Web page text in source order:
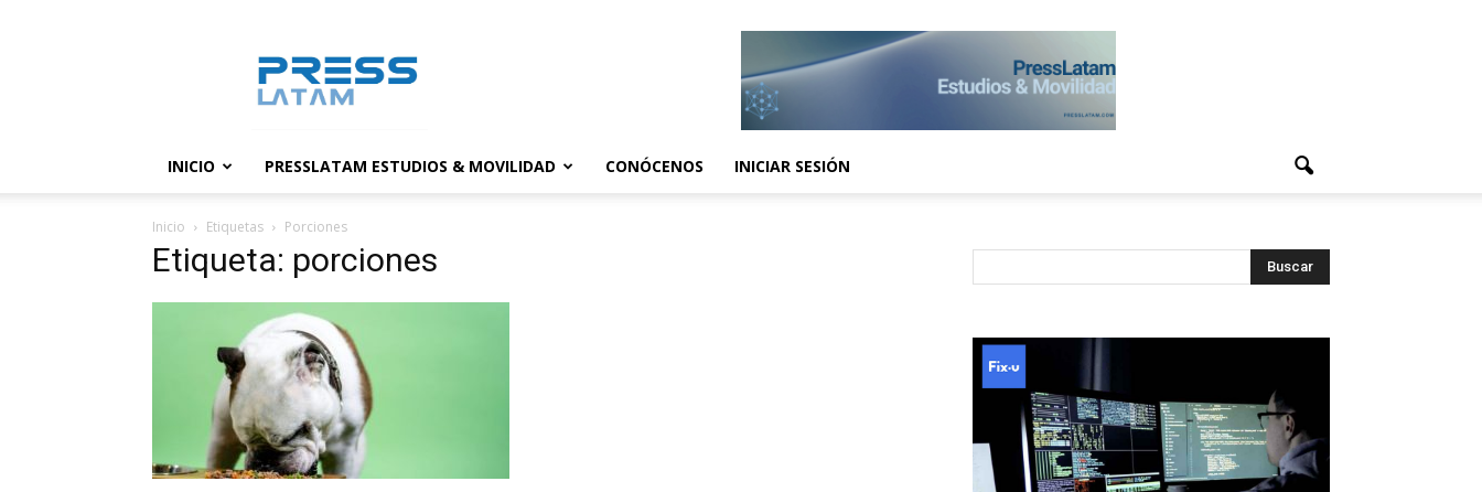
noticias
INICIO PRESSLATAM ESTUDIOS & MOVILIDAD CONÓCENOS INICIAR SESIÓN
Inicio Etiquetas Porciones
Etiqueta: porciones